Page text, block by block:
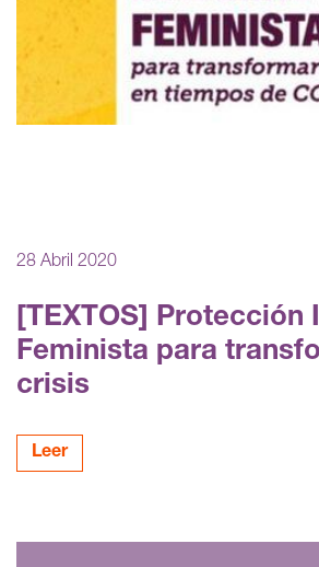
28 Abril 2020
[TEXTOS] Protección
Feminista para
crisis
Leer